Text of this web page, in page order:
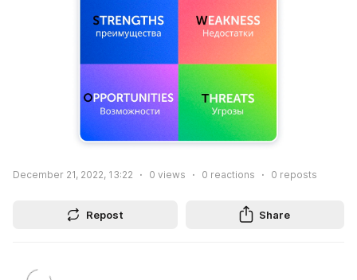
December 21, 2022, 13:22 0 views 0 reactions 0 reposts
Repost Share